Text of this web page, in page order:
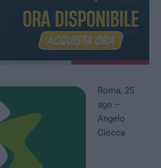
Roma, 25
ago –
Angelo
Ciocca